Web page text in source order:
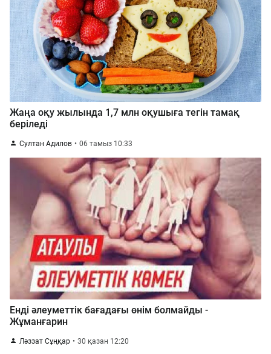
Жаңа оқу жылында 1,7 млн оқушыға тегін тамақ
беріледі
Султан Адилов 06 тамыз 10:33
Енді әлеуметтік бағадағы өнім болмайды -
Жұманғарин
Ләззат Сұңқар 30 қазан 12:20